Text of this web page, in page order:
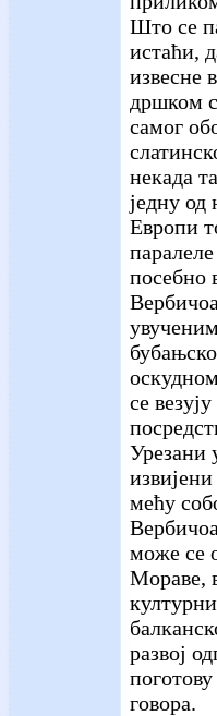
Што се
истаћи,
извесне
дршком
самог
некада
једну од
Европи
посебно
се
Урезани
мећу
може се
Мораве,
развој
говора.